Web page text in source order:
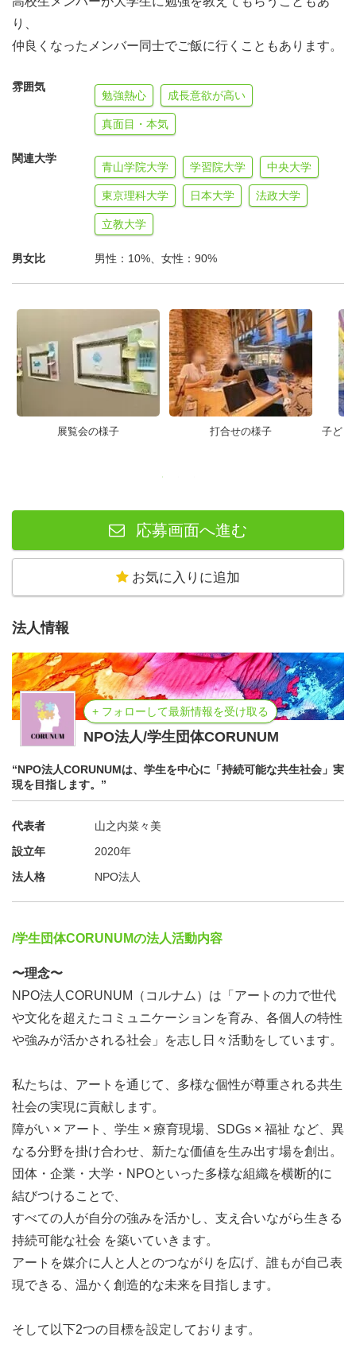
社会的に周辺化された人々の声をマジョリティに届け、
鑑賞者であるマジョリティがその声を作品から受け取ろ
その意識変容を目指しています。
【事業内容の詳細】 ※今回の募集は【1】にあたります
<1. Social Art Project>
CORUNUMでは「ソーシャルアートプロジェク
これは日本の福祉施設に通う障がいや難病、虐
待、引きこもりといった背景を持つ子供たち、
またアフリカやアジア、南米のストリートチルド
レンの子ども達の「お絵かき」を集め、
それらを事業を通して自己肯定感や達成感、そし
て基金に変え、
様々な形で彼らの未来を拓く力を育み、応援する
事業です。
また創作活動でできたお絵かきをプラットフォー
ムで世界に紹介したり、
さらにはデザインとしてデザイナーと協力して商
品化したりすることで、
その収益を子供たちの還元しています。
ャラリーを運営したり、
展覧会や絵画教室、交流会を企画・運営していま
す。
これらを通して子ども達には「アートという新た
人々が「アートを通して自分とは異なる個性を楽
しむ場」を提供、
共生社会、持続可能な社会の実現に寄与していま
す！！！
【活動内容】 ※具体的な事例は最下部へ
1人1〜2個の事業を担当しています。
どの事業も2週間に1回チーム内mtgがあります！
高校生〜社会人が力を合わせて、意見を出し合って事業
を進めています。
CORNUMは大きく分けて、「子ども部」と「アート
部」、「渉外部」、「広報部」に分かれています。
「子ども部」は「小学生の間に色々な経験をして欲し
り、
仲良くなったメンバー同士でご飯に行くこともあります。
雰囲気
勉強熱心 成長意欲が高い
真面目・本気
関連大学
青山学院大学 学習院大学 中央大学
東京理科大学 日本大学 法政大学
立教大学
男女比 男性：10%、女性：90%
展覧会の様子 打合せの様子 子ども
応募画面へ進む
お気に入りに追加
法人情報
+ フォローして最新情報を受け取る
NPO法人/学生団体CORUNUM
“NPO法人CORUNUMは、学生を中心に「持続可能な共生社会」実
現を目指します。”
代表者
山之内菜々美
設立年
2020年
法人格
NPO法人
/学生団体CORUNUMの法人活動内容
〜理念〜
NPO法人CORUNUM（コルナム）は「アートの力で世代
や文化を超えたコミュニケーションを育み、各個人の特性
や強みが活かされる社会」を志し日々活動をしています。
私たちは、アートを通じて、多様な個性が尊重される共生
社会の実現に貢献します。
障がい × アート、学生 × 療育現場、SDGs × 福祉 など、異
なる分野を掛け合わせ、新たな価値を生み出す場を創出。
団体・企業・大学・NPOといった多様な組織を横断的に
結びつけることで、
すべての人が自分の強みを活かし、支え合いながら生きる
持続可能な社会 を築いていきます。
アートを媒介に人と人とのつながりを広げ、誰もが自己表
現できる、温かく創造的な未来を目指します。
そして以下2つの目標を設定しております。